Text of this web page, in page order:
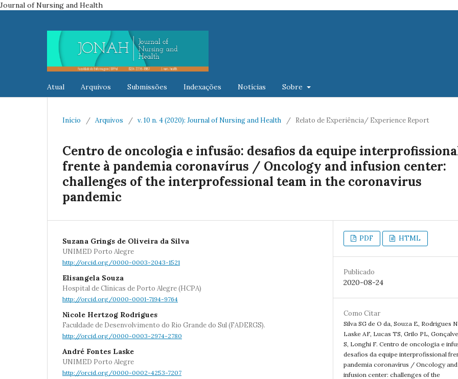
Journal of Nursing and Health
Atual Arquivos Submissões Indexações Notícias Sobre
Início / Arquivos / v. 10 n. 4 (2020): Journal of Nursing and Health / Relato de Experiência/ Experience Report
Centro de oncologia e infusão: desafios da equipe
frente à pandemia coronavírus / Oncology and infusion center:
challenges of the interprofessional team in the coronavirus
pandemic
Suzana Grings de Oliveira da Silva
UNIMED Porto Alegre
http://orcid.org/0000-0003-2043-1521
Elisangela Souza
Hospital de Clínicas de Porto Alegre (HCPA)
http://orcid.org/0000-0001-7194-9764
Nicole Hertzog Rodrigues
Faculdade de Desenvolvimento do Rio Grande do Sul (FADERGS).
http://orcid.org/0000-0003-2974-2780
André Fontes Laske
UNIMED Porto Alegre
http://orcid.org/0000-0002-4253-7207
PDF HTML
Publicado
2020-08-24
Como Citar
Silva SG de O da, Souza E, Rodrigues
Laske AF, Lucas TS, Grilo PL,
S, Longhi F. Centro de oncologia e
desafios da equipe interprofissional
pandemia coronavírus / Oncology and
infusion center: challenges of the